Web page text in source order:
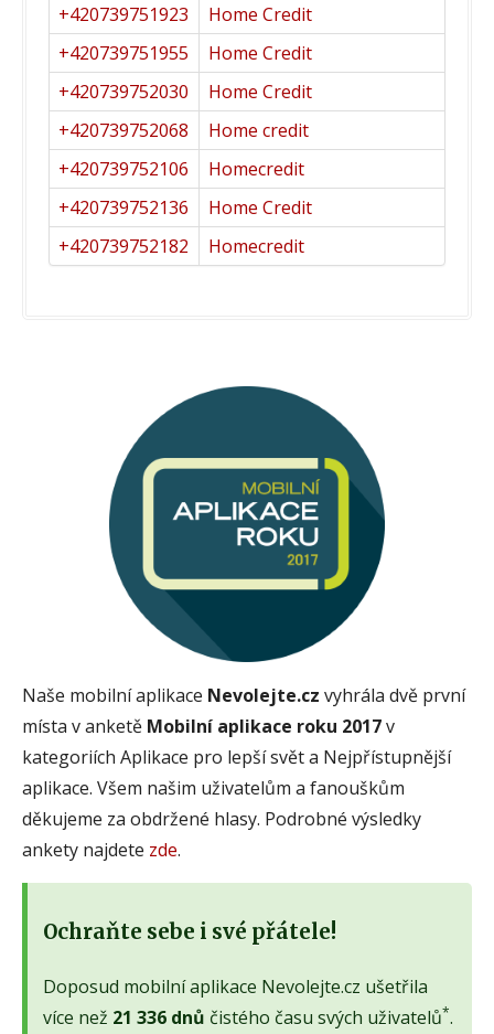
+420739751923
Home Credit
+420739751955
Home Credit
+420739752030
Home Credit
+420739752068
Home credit
+420739752106
Homecredit
+420739752136
Home Credit
+420739752182
Homecredit
Naše mobilní aplikace Nevolejte.cz vyhrála dvě první
místa v anketě Mobilní aplikace roku 2017v
kategoriích Aplikace pro lepší svět a Nejpřístupnější
aplikace. Všem našim uživatelům a fanouškům
děkujeme za obdržené hlasy. Podrobné výsledky
ankety najdete zde.
Ochraňte sebe i své přátele!
Doposud mobilní aplikace Nevolejte.cz ušetřila
více než 21 336 dnů čistého času svých uživatelů*.